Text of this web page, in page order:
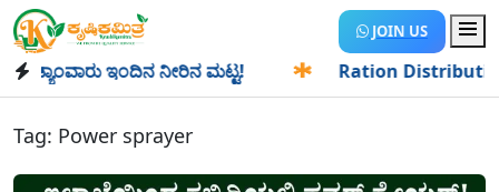
JOIN US
ಇಂದಿನ ನೀರಿನ ಮಟ್ಟ! Ration Distribution-
Tag: Power sprayer